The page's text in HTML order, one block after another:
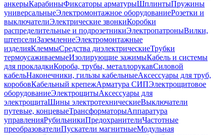
анкерыКарабиныФиксаторы арматурыШплинтыПружины
универсальныеЭлектромонтажное оборудованиеРозетки и
выключателиЭлектрические звонкиКоробки
распределительные и подрозетникиЭлектропатроныВилки,
штепселиЗаземлениеЭлектромонтажные
изделияКлеммыСредства диэлектрическиеТрубки
термоусаживаемыеИзолирующие зажимыКабель и системы
для прокладкиКороба, трубы, металлорукавСиловой
кабельНаконечники, гильзы кабельныеАксессуары для труб,
коробовКабельный крепежАрматура СИПЭлектрощитовое
оборудованиеЭлектрощитыАксессуары для
электрощитаШины электротехническиеВыключатели
путевые, концевыеТрансформаторыАппаратура
управленияРубильникиПредохранителиЧастотные
преобразователиПускатели магнитныеМодульная